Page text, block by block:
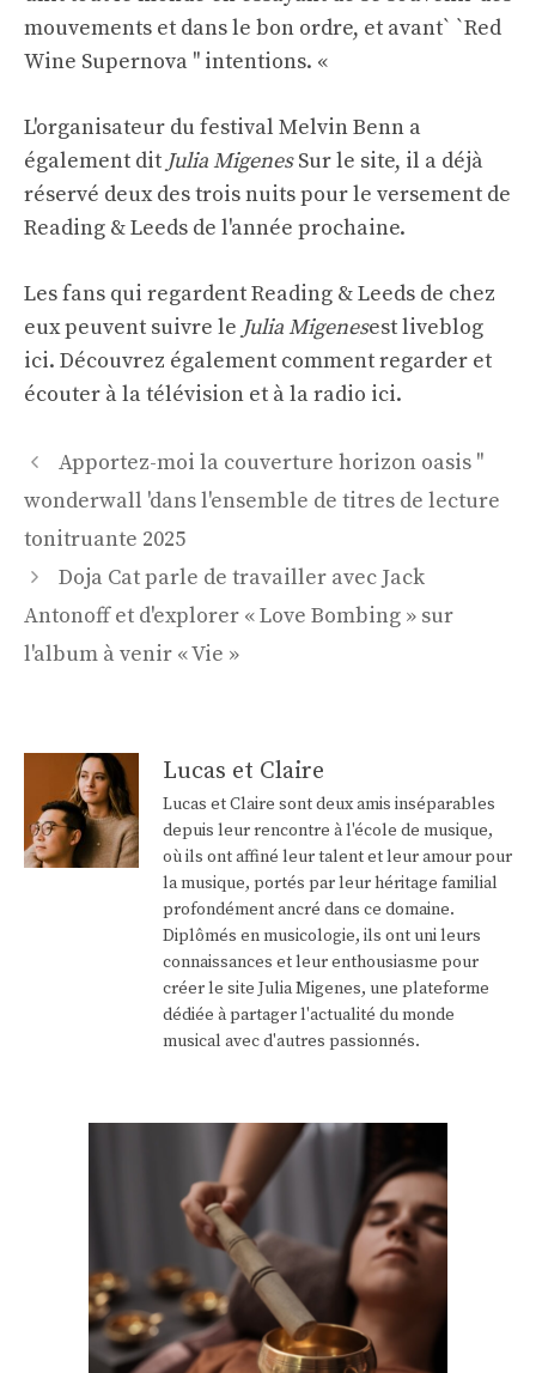
mouvements et dans le bon ordre, et avant` `Red
Wine Supernova '' intentions. «
L'organisateur du festival Melvin Benn a
également dit Julia MigenesSur le site, il a déjà
réservé deux des trois nuits pour le versement de
Reading & Leeds de l'année prochaine.
Les fans qui regardent Reading & Leeds de chez
eux peuvent suivre le Julia Migenesest liveblog
ici. Découvrez également comment regarder et
écouter à la télévision et à la radio ici.
Navigation
des
articles
Apportez-moi la couverture horizon oasis ''
wonderwall 'dans l'ensemble de titres de lecture
tonitruante 2025
Doja Cat parle de travailler avec Jack
Antonoff et d'explorer « Love Bombing » sur
l'album à venir « Vie »
Lucas et Claire
Lucas et Claire sont deux amis inséparables
depuis leur rencontre à l'école de musique,
où ils ont affiné leur talent et leur amour pour
la musique, portés par leur héritage familial
profondément ancré dans ce domaine.
Diplômés en musicologie, ils ont uni leurs
connaissances et leur enthousiasme pour
créer le site Julia Migenes, une plateforme
dédiée à partager l'actualité du monde
musical avec d'autres passionnés.